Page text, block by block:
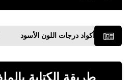
أكواد درجات اللون الأسود أسماء
طريقة الكتابة